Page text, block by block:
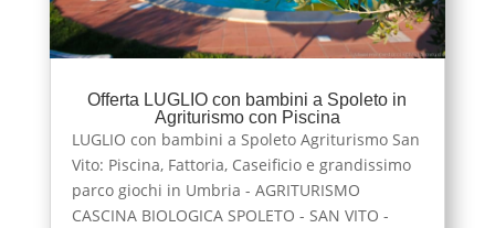
Offerta LUGLIO con bambini a Spoleto in
Agriturismo con Piscina
LUGLIO con bambini a Spoleto Agriturismo San
Vito: Piscina, Fattoria, Caseificio e grandissimo
parco giochi in Umbria - AGRITURISMO
CASCINA BIOLOGICA SPOLETO - SAN VITO -